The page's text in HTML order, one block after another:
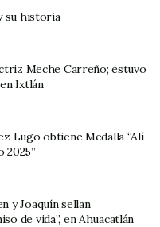
su historia
Meche Carreño; estuvo
Ixtlán
Lugo obtiene Medalla “Alí
2025”
y Joaquín sellan
de vida”, en Ahuacatlán